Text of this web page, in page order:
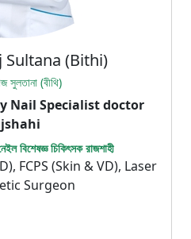
Sultana (Bithi)
সুলতানা (বীথি)
Nail Specialist doctor
বিশেষজ্ঞ চিকিৎসক রাজশাহী
FCPS (Skin & VD), Laser
Surgeon